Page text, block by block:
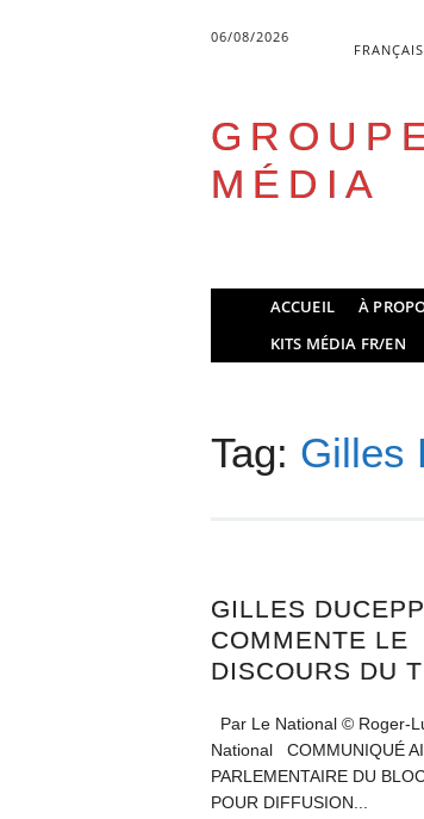
06/08/2026
FRANÇAIS
MÉDIA
Main menu
ACCUEIL À
KITS MÉDIA FR/EN
Tag: Gilles
GILLES
COMMENTE LE
DISCOURS DU
Par Le National © Roger-
National COMMUNIQUÉ
PARLEMENTAIRE DU
POUR DIFFUSION...